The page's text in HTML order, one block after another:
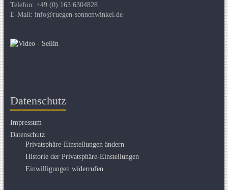
Telefon: +49 (0) 163 6304828
E-Mail: info@ruegen-sonnenwinkel.de
Datenschutz
Impressum
Datenschutz
Privatsphäre-Einstellungen ändern
Historie der Privatsphäre-Einstellungen
Einwilligungen widerrufen